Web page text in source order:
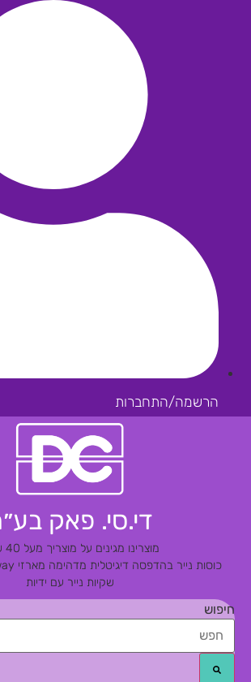
הרשמה/התחברות
די.סי. פאק בע״מ
מוצרינו מגינים על מוצריך מעל 40 שנה!
כוסות נייר בהדפסה דיגיטלית מדהימהמארזי Take Away איכותיים
שקיות נייר עם ידיות
חיפוש